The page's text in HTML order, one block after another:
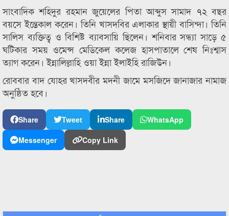
সাংবাদিক শহিদুর রহমান জুয়েলের পিতা আব্দুস সামাদ ৭২ বছর
বয়সে ইন্তেকাল করেন। তিনি খাসদবির এলাকার স্থায়ী বাসিন্দা। তিনি
সালিস ব্যক্তিত্ব ও বিশিষ্ট ব্যাবসায়ি ছিলেন। শনিবার সন্ধ্যা সাড়ে ৫
ঘটিকার সময় ওমেন্স মেডিকেল কলেজ হাসপাতালে শেষ নিঃশ্বাস
ত্যাগ করেন। ইন্নালিল্লাহি ওয়া ইন্না ইলাইহি রাজিউন।
রোববার বাদ যোহর খাসদবীর মদনী জামে মসজিদে জানাজার নামাজ
অনুষ্ঠিত হবে।
Share Tweet Share
WhatsApp
Messenger
Copy Link